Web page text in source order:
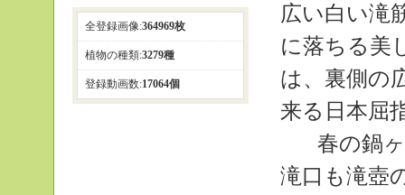
広い白い滝
に落ちる美
は、裏側の
来る日本屈
春の鍋ヶ
滝口も滝壺
全登録画像:364969枚
植物の種類:3279種
登録動画数:17064個